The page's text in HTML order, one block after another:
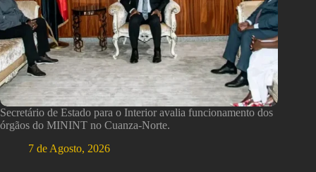
Secretário de Estado para o Interior avalia funcionamento dos
órgãos do MININT no Cuanza-Norte.
7 de Agosto, 2026